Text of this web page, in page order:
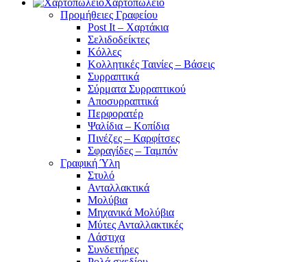
Προμήθειες Γραφείου
Post It – Χαρτάκια
Σελιδοδείκτες
Κόλλες
Κολλητικές Ταινίες – Βάσεις
Συρραπτικά
Σύρματα Συρραπτικού
Αποσυρραπτικά
Περφορατέρ
Ψαλίδια – Κοπίδια
Πινέζες – Καρφίτσες
Σφραγίδες – Ταμπόν
Γραφική Ύλη
Στυλό
Ανταλλακτικά
Μολύβια
Μηχανικά Μολύβια
Μύτες Ανταλλακτικές
Λάστιχα
Συνδετήρες